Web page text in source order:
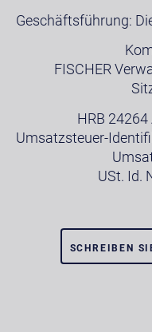
Geschäftsführung:
FISCHER
HRB
Umsatzsteuer-
USt. Id.
SCHREIBEN